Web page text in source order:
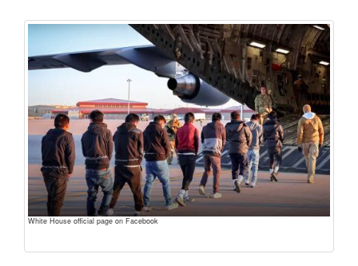
White House official page on Facebook